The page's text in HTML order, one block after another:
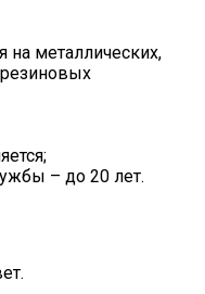
на металлических,
– до 20 лет.